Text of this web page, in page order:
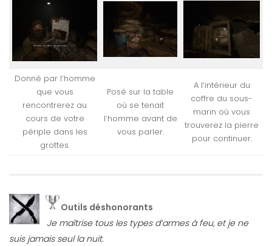
Donné par l’homme
que vous
rencontrerez au
cours de votre
périple dans les
grottes.
Posé sur la table
où se tenait
l’homme avant de
vous parler.
A l’intérieur du
coffre du sous-
marin où vous
trouverez la pierre
pour continuer.
Outils déshonorants
Je maîtrise tous les types d’armes à feu, et je ne
suis jamais seul la nuit.